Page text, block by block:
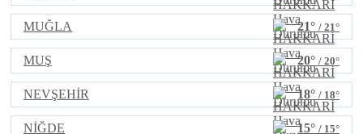
MUĞLA 21° / 21°
MUŞ 20° / 20°
NEVŞEHİR 18° / 18°
NİĞDE 15° / 15°